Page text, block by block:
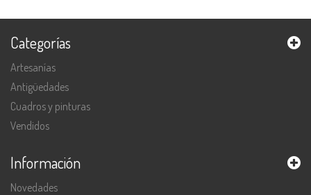
Categorías
Artesanías
Antigüedades
Cuadros y pinturas
Vendidos
Información
Novedades